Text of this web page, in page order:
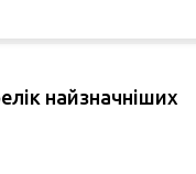
найзначніших